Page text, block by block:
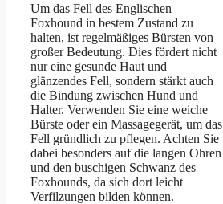
Um das Fell des Englischen
Foxhound in bestem Zustand zu
halten, ist regelmäßiges Bürsten von
großer Bedeutung. Dies fördert nicht
nur eine gesunde Haut und
glänzendes Fell, sondern stärkt auch
die Bindung zwischen Hund und
Halter. Verwenden Sie eine weiche
Bürste oder ein Massagegerät, um das
Fell gründlich zu pflegen. Achten Sie
dabei besonders auf die langen Ohren
und den buschigen Schwanz des
Foxhounds, da sich dort leicht
Verfilzungen bilden können.